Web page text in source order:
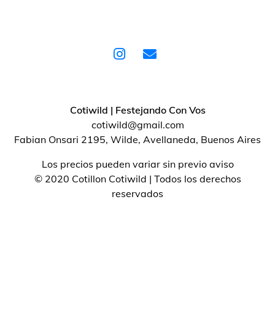
Cotiwild | Festejando Con Vos
cotiwild@gmail.com
Fabian Onsari 2195, Wilde, Avellaneda, Buenos Aires
Los precios pueden variar sin previo aviso
© 2020 Cotillon Cotiwild | Todos los derechos
reservados